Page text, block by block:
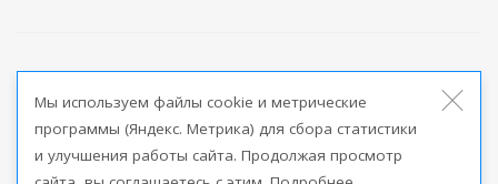
продукции
Версия для печати
Мы используем файлы cookie и метрические
программы (Яндекс. Метрика) для сбора статистики
и улучшения работы сайта. Продолжая просмотр